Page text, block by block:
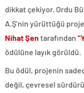
dikkat çekiyor. Ordu
A.Ş’nin yürüttüğü
Nihat Şen tarafından
ödülüne layık görüldü.
Bu ödül, projenin
değil, çevresel